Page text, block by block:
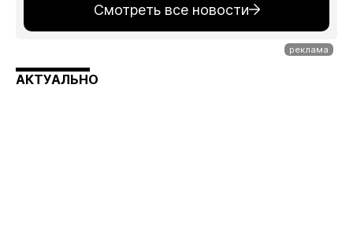
Смотреть все новости
АКТУАЛЬНО